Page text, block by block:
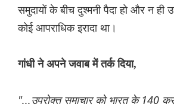
समुदायों के बीच दुश्मनी पैदा हो और न ही
कोई आपराधिक इरादा था।
गांधी ने अपने जवाब में तर्क दिया,
"...उपरोक्त समाचार को भारत के 140